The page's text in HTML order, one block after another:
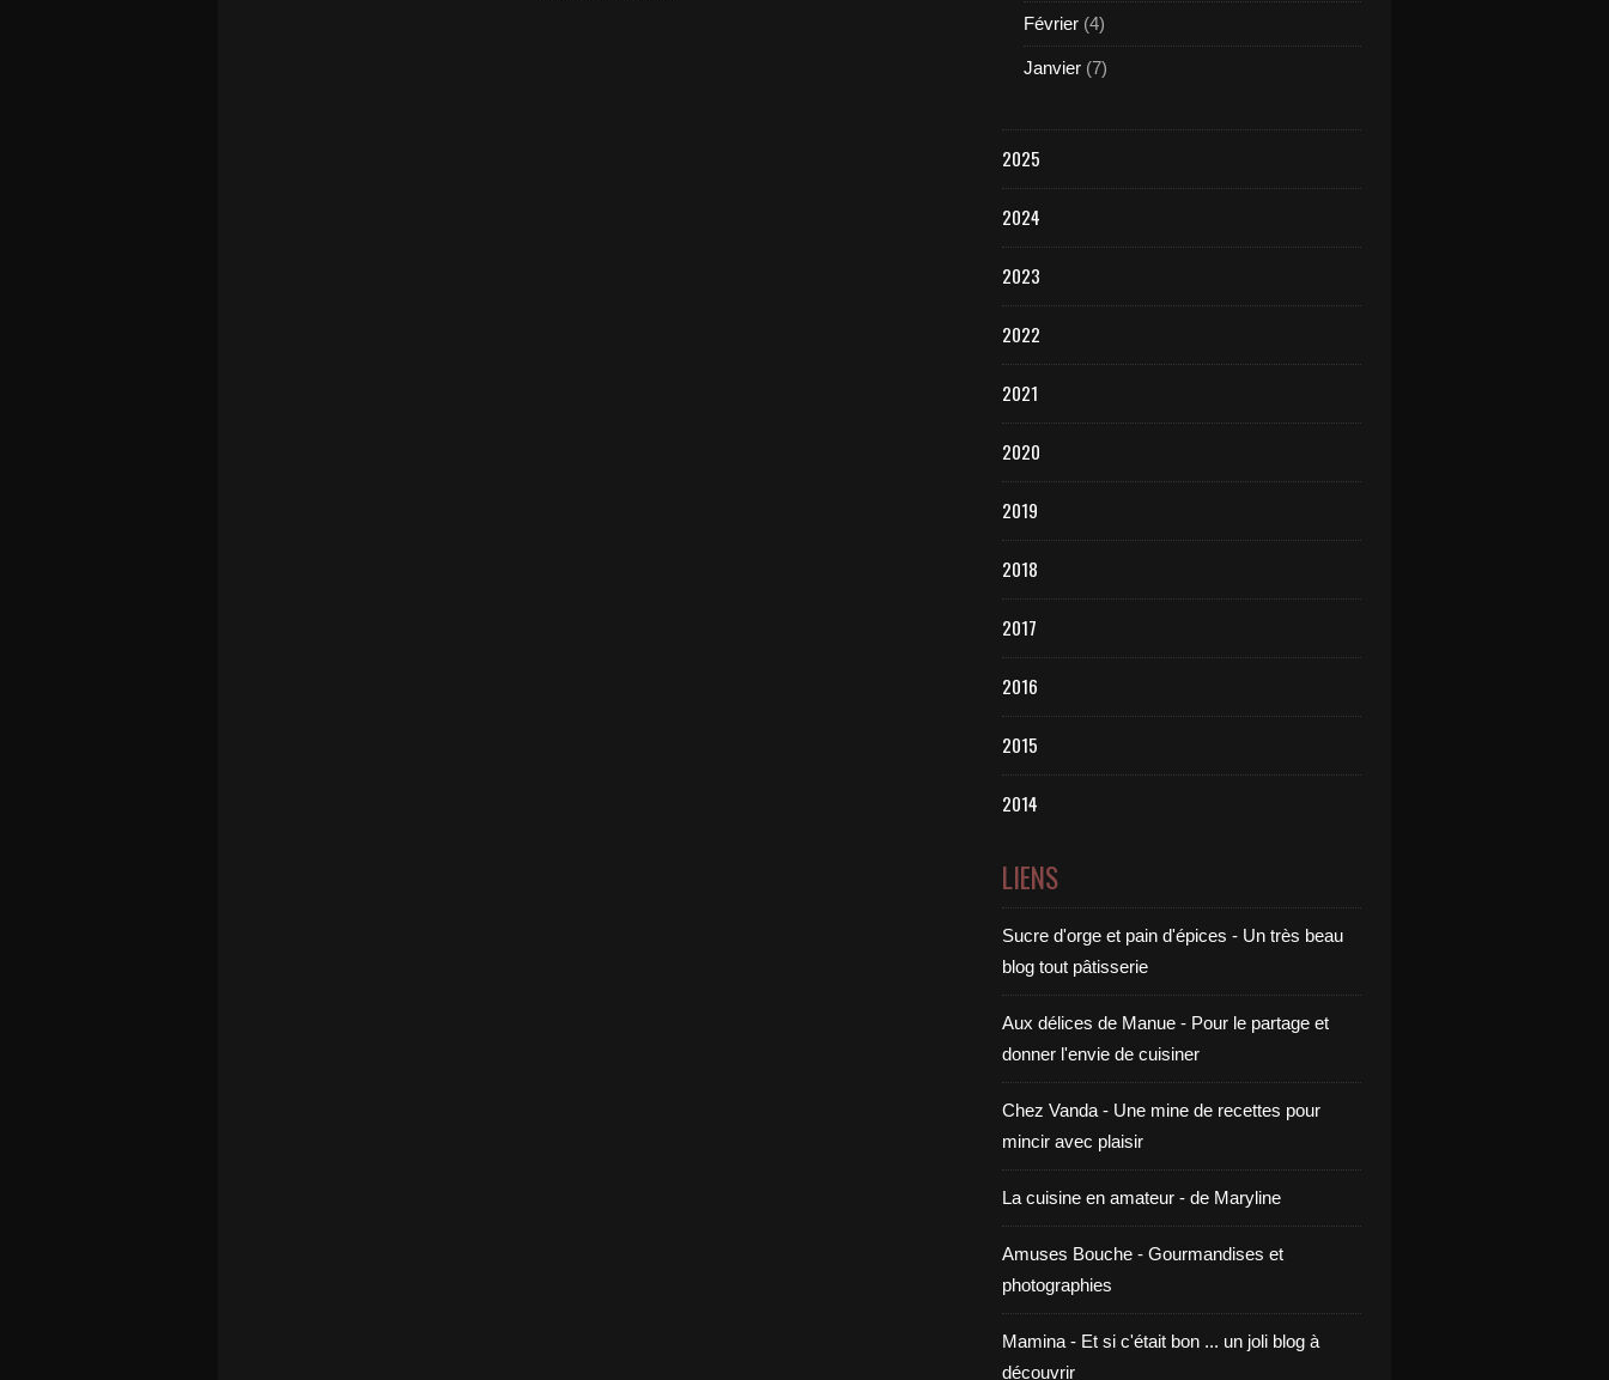
Février (4)
Janvier (7)
2025
2024
2023
2022
2021
2020
2019
2018
2017
2016
2015
2014
LIENS
Sucre d'orge et pain d'épices - Un très beau
blog tout pâtisserie
Aux délices de Manue - Pour le partage et
donner l'envie de cuisiner
Chez Vanda - Une mine de recettes pour
mincir avec plaisir
La cuisine en amateur - de Maryline
Amuses Bouche - Gourmandises et
photographies
Mamina - Et si c'était bon ... un joli blog à
découvrir